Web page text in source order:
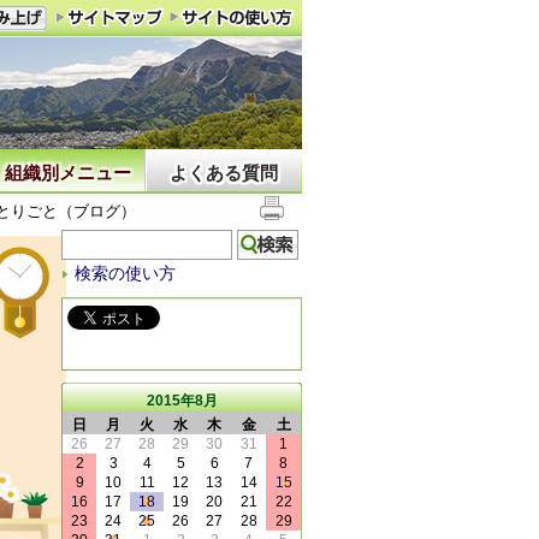
組織別メニュー よくある質問
りごと（ブログ）
検索の使い方
2015年8月
日
月 火 水 木 金
土
26
27 28 29 30 31
1
2
3 4 5 6 7
8
9
10 11 12 13 14
15
16
17 18 19 20 21
22
23
24 25 26 27 28
29